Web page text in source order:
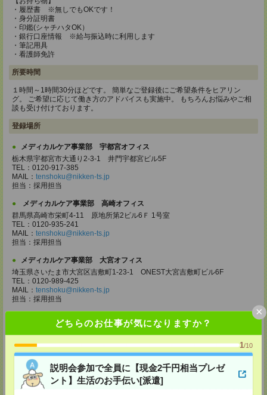
どちらのお仕事が気になりますか？
1/10
説明会参加で全員に【現金2千円相当プレゼ
ント】生活のお手伝い[派遣]
×
・履歴書 ※無しでもOKです！
・身分証明書
・印鑑(シャチハタOK）
・銀行口座情報 ※給与振込時に利用します
・筆記用具
・看護師免許
所要時間
１時間～1時間30分ほどです。 簡単なご登録後にご希望条件をヒアリン
グ。 ご希望に応じて働き方のアドバイスも実施中。 もちろんお悩みやご相
談も受け付けております。
登録場所
メディカルケア事業部 宇都宮オフィス
栃木県宇都宮市大通り2-3-1 井門宇都宮ビル5F
TEL：0120-917-385
MAIL： tenshoku@nikken-ts.jp
担当：採用担当
メディカルケア事業部 高崎オフィス
群馬県高崎市栄町4-11 原地所第2ビル6Ｆ 1号室
TEL：0120-935-241
MAIL： tenshoku@nikken-ts.jp
担当：採用担当
メディカルケア事業部 大宮オフィス
埼玉県さいたま市大宮区吉敷町1-23-1 ONEST大宮吉敷町ビル6F
TEL：0120-989-425
MAIL： tenshoku@nikken-ts.jp
担当：採用担当
メディカルケア事業部 千葉オフィス
千葉県千葉市中央区富士見2-15-11 IMI千葉富士見ビル6F
TEL：0120-998-758
MAIL：tenshoku@nikken-ts.jp
担当：採用担当
メディカルケア事業部 柏オフィス
千葉県柏市末広町5-19 第12関口ビル7F 705号室